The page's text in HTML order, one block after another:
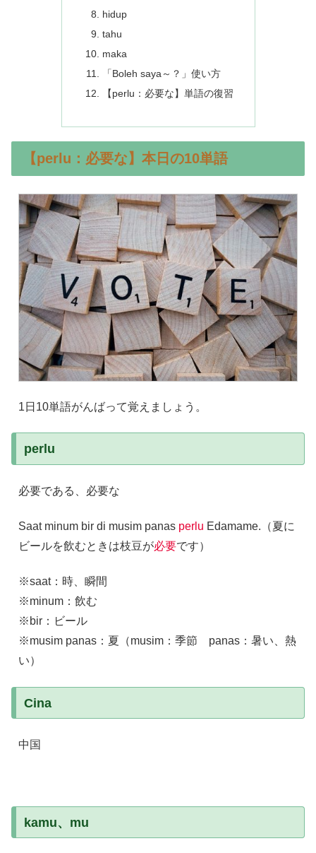
hidup
tahu
maka
「Boleh saya～？」使い方
【perlu：必要な】単語の復習
【perlu：必要な】本日の10単語
1日10単語がんばって覚えましょう。
perlu
必要である、必要な
Saat minum bir di musim panas perlu Edamame.（夏に
ビールを飲むときは枝豆が必要です）
※saat：時、瞬間
※minum：飲む
※bir：ビール
※musim panas：夏（musim：季節 panas：暑い、熱
い）
Cina
中国
kamu、mu